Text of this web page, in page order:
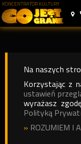
KONCENTRATOR KULTURY
Na naszych
Korzystając z
ustawień
wyrażasz
Polityką
» ROZUMIEM I